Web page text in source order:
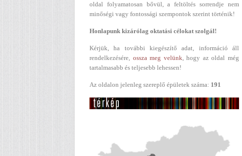
oldal folyamatosan bővül, a feltöltés sorrendje nem
minőségi vagy fontossági szempontok szerint történik!
Honlapunk kizárólag oktatási célokat szolgál!
Kérjük, ha további kiegészítő adat, információ áll
rendelkezésére, ossza meg velünk, hogy az oldal még
tartalmasabb és teljesebb lehessen!
Az oldalon jelenleg szereplő épületek száma: 191